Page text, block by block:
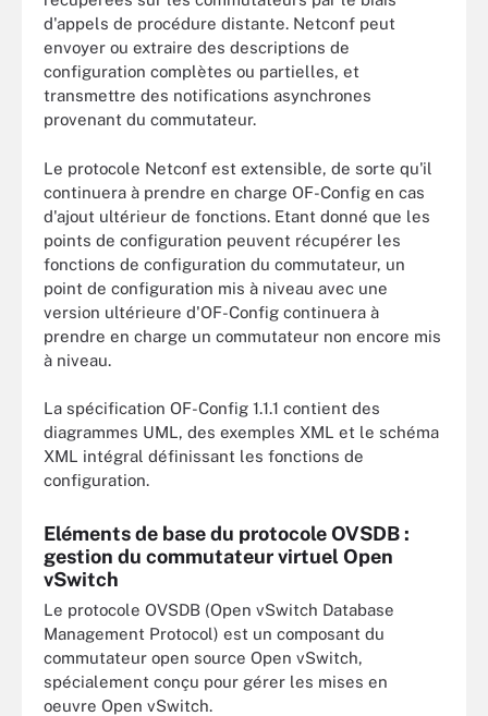
d'appels de procédure distante. Netconf peut
envoyer ou extraire des descriptions de
configuration complètes ou partielles, et
transmettre des notifications asynchrones
provenant du commutateur.
Le protocole Netconf est extensible, de sorte qu'il
continuera à prendre en charge OF-Config en cas
d'ajout ultérieur de fonctions. Etant donné que les
points de configuration peuvent récupérer les
fonctions de configuration du commutateur, un
point de configuration mis à niveau avec une
version ultérieure d'OF-Config continuera à
prendre en charge un commutateur non encore mis
à niveau.
La spécification OF-Config 1.1.1 contient des
diagrammes UML, des exemples XML et le schéma
XML intégral définissant les fonctions de
configuration.
Eléments de base du protocole OVSDB :
gestion du commutateur virtuel Open
vSwitch
Le protocole OVSDB (Open vSwitch Database
Management Protocol) est un composant du
commutateur open source Open vSwitch,
spécialement conçu pour gérer les mises en
oeuvre Open vSwitch.